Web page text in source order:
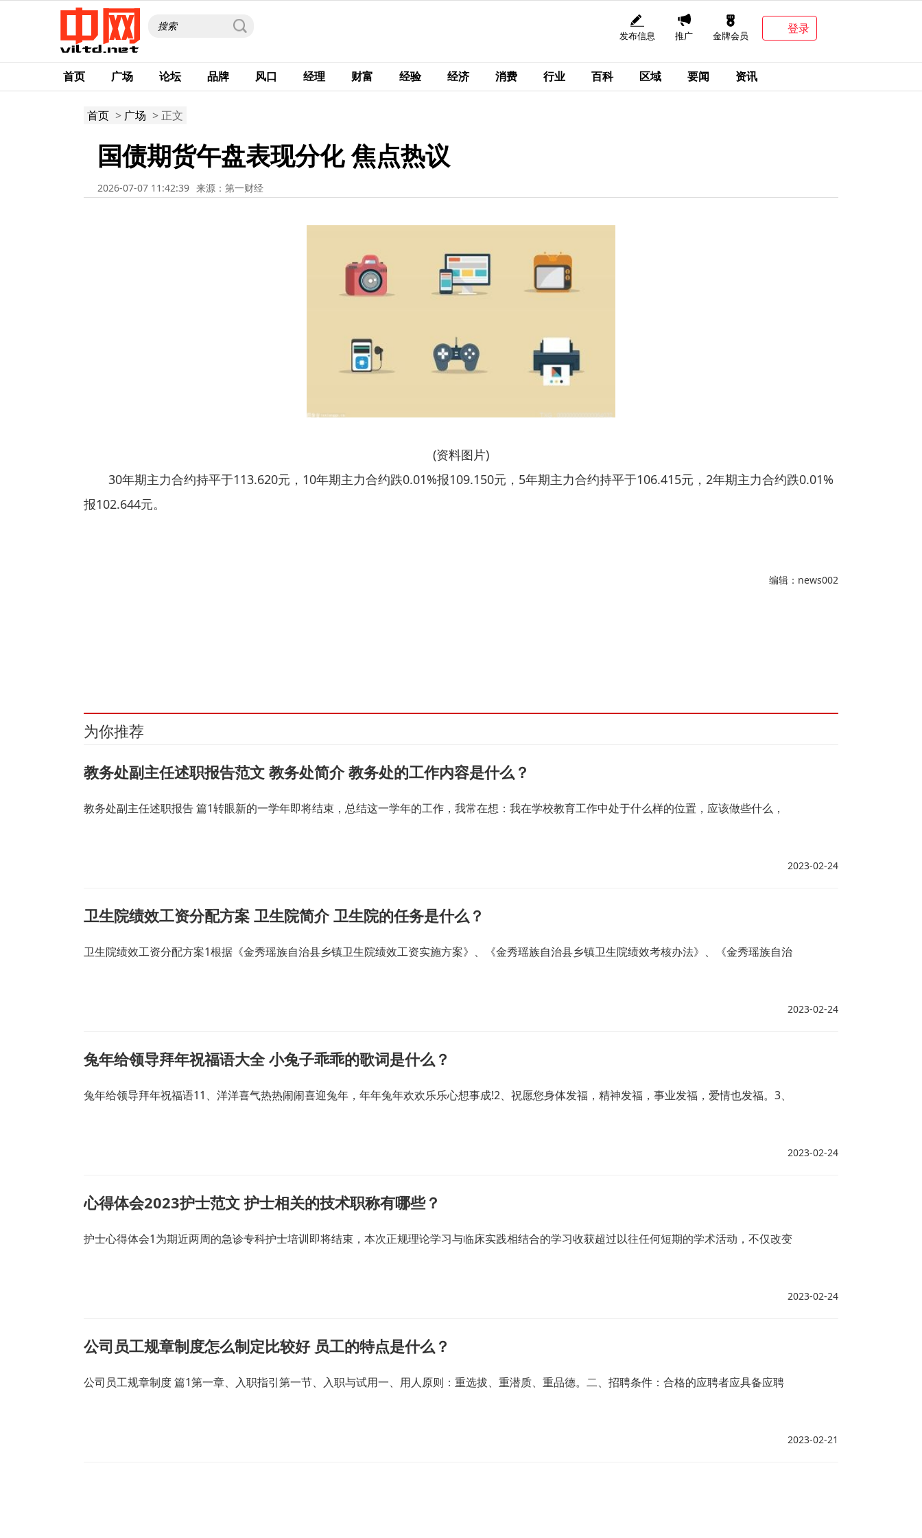
发布信息 推广 金牌会员
登录
首页 广场 论坛 品牌 风口 经理 财富 经验 经济 消费 行业 百科 区域 要闻 资讯
首页 > 广场 > 正文
国债期货午盘表现分化 焦点热议
2026-07-07 11:42:39 来源：第一财经
(资料图片)
30年期主力合约持平于113.620元，10年期主力合约跌0.01%报109.150元，5年期主力合约持平于106.415元，2年期主力合约跌0.01%
报102.644元。
编辑：news002
为你推荐
教务处副主任述职报告范文 教务处简介 教务处的工作内容是什么？
教务处副主任述职报告 篇1转眼新的一学年即将结束，总结这一学年的工作，我常在想：我在学校教育工作中处于什么样的位置，应该做些什么，
2023-02-24
卫生院绩效工资分配方案 卫生院简介 卫生院的任务是什么？
卫生院绩效工资分配方案1根据《金秀瑶族自治县乡镇卫生院绩效工资实施方案》、《金秀瑶族自治县乡镇卫生院绩效考核办法》、《金秀瑶族自治
2023-02-24
兔年给领导拜年祝福语大全 小兔子乖乖的歌词是什么？
兔年给领导拜年祝福语11、洋洋喜气热热闹闹喜迎兔年，年年兔年欢欢乐乐心想事成!2、祝愿您身体发福，精神发福，事业发福，爱情也发福。3、
2023-02-24
心得体会2023护士范文 护士相关的技术职称有哪些？
护士心得体会1为期近两周的急诊专科护士培训即将结束，本次正规理论学习与临床实践相结合的学习收获超过以往任何短期的学术活动，不仅改变
2023-02-24
公司员工规章制度怎么制定比较好 员工的特点是什么？
公司员工规章制度 篇1第一章、入职指引第一节、入职与试用一、用人原则：重选拔、重潜质、重品德。二、招聘条件：合格的应聘者应具备应聘
2023-02-21